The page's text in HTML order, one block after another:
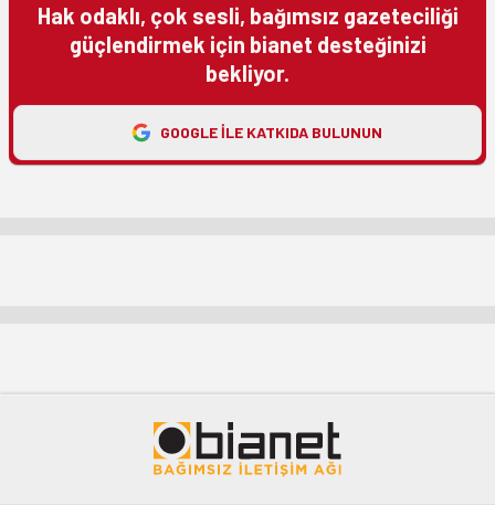
Hak odaklı, çok sesli, bağımsız gazeteciliği
güçlendirmek için bianet desteğinizi
bekliyor.
GOOGLE ILE KATKIDA BULUNUN